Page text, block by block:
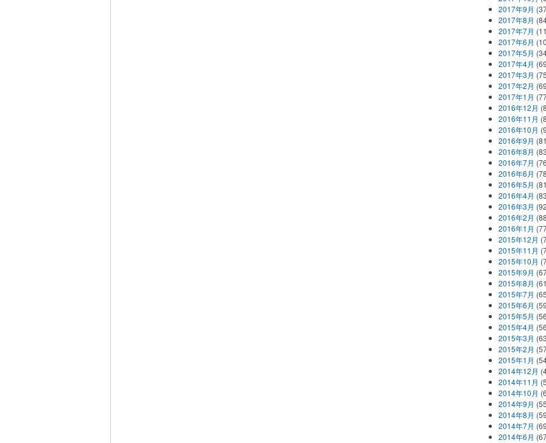
2017年9月
2017年8月
2017年7月
2017年6月
2017年5月
2017年4月
2017年3月
2017年2月
2017年1月
2016年12月
2016年11月
2016年10月
2016年9月
2016年8月
2016年7月
2016年6月
2016年5月
2016年4月
2016年3月
2016年2月
2016年1月
2015年12月
2015年11月
2015年10月
2015年9月
2015年8月
2015年7月
2015年6月
2015年5月
2015年4月
2015年3月
2015年2月
2015年1月
2014年12月
2014年11月
2014年10月
2014年9月
2014年8月
2014年7月
2014年6月